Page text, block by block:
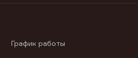
График работы